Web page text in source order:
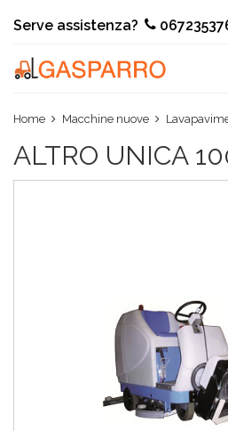
Serve assistenza?
Home Macchine nuove
ALTRO UNICA